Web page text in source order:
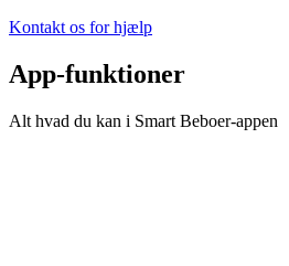
Kontakt os for hjælp
App-funktioner
Alt hvad du kan i Smart Beboer-appen